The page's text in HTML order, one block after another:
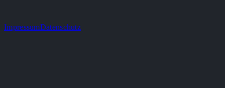
ImpressumDatenschutz